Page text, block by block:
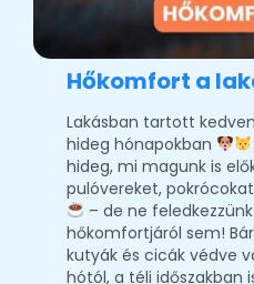
Hőkomfort a
Lakásban tartott
hideg hónapokban
hideg, mi magunk is
pulóvereket,
– de ne
hőkomfortjáról sem!
kutyák és cicák védve
hótól, a téli időszakban